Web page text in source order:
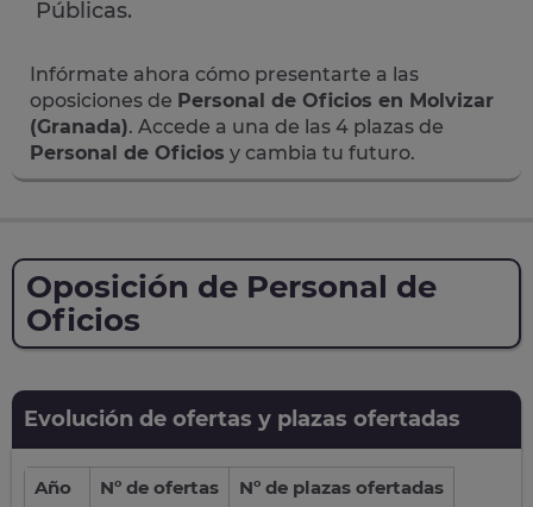
Públicas.
Infórmate ahora cómo presentarte a las
oposiciones de Personal de Oficios en Molvizar
(Granada). Accede a una de las 4 plazas de
Personal de Oficios y cambia tu futuro.
Oposición de Personal de
Oficios
Evolución de ofertas y plazas ofertadas
Año Nº de ofertas
Nº de plazas ofertadas